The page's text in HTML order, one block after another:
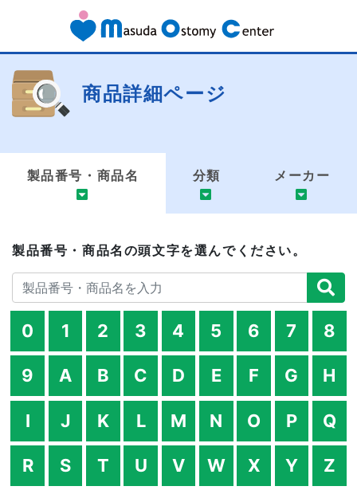
商品詳細ページ
製品番号・商品名 分類 メーカー
製品番号・商品名の頭文字を選んでください。
0 1 2 3 4 5 6 7 8
9 A B C D E F G H
I J K L M N O P Q
R S T U V W X Y Z